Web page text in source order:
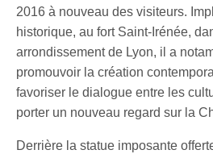
2016 à nouveau des visiteurs.
historique, au fort Saint-Irénée,
arrondissement de Lyon, il a
promouvoir la création
favoriser le dialogue entre les
porter un nouveau regard sur la
Derrière la statue imposante